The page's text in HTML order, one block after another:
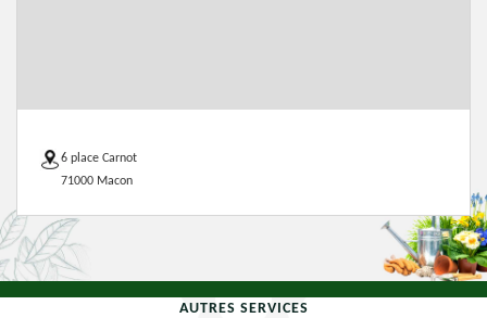
6 place Carnot
71000 Macon
AUTRES SERVICES